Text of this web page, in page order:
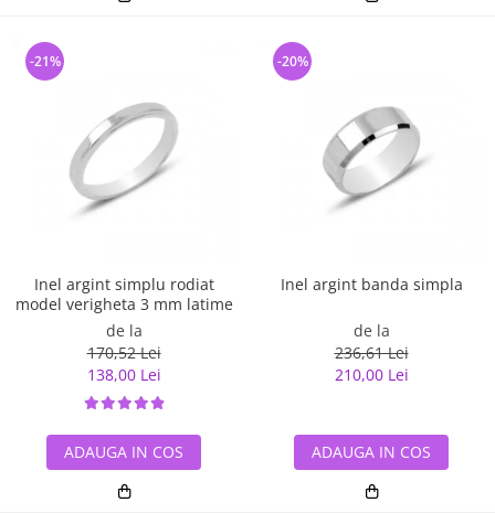
Inel argint simplu rodiat
model verigheta 3 mm latime
de la
170,52 Lei
138,00 Lei
-21%
ADAUGA IN COS
Inel argint banda simpla
de la
236,61 Lei
210,00 Lei
-20%
ADAUGA IN COS